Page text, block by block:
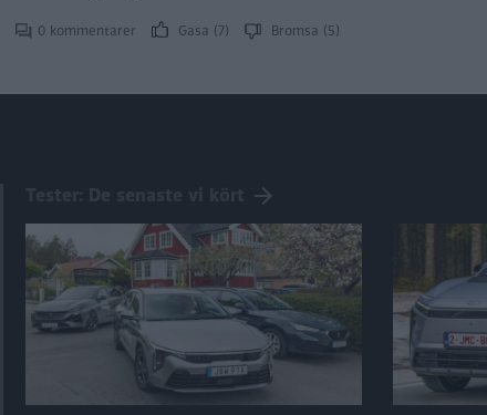
0 kommentarer Gasa (7) Bromsa (5)